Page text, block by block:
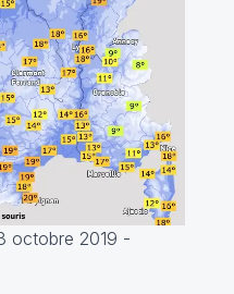
octobre 2019 -